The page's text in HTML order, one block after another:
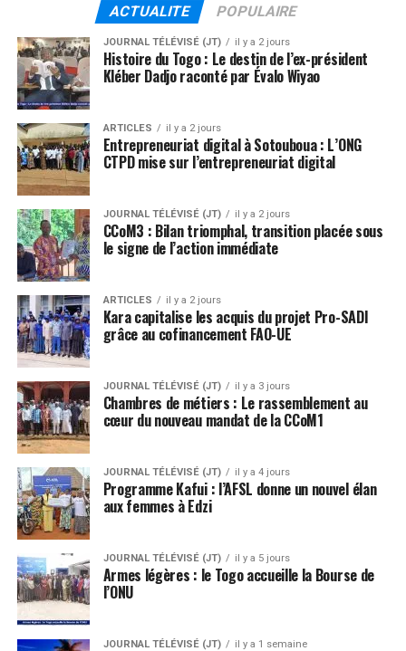
ACTUALITE POPULAIRE
JOURNAL TÉLÉVISÉ (JT) il y a 2 jours
Histoire du Togo : Le destin de l’ex-président
Kléber Dadjo raconté par Évalo Wiyao
ARTICLES il y a 2 jours
Entrepreneuriat digital à Sotouboua : L’ONG
CTPD mise sur l’entrepreneuriat digital
JOURNAL TÉLÉVISÉ (JT) il y a 2 jours
CCoM3 : Bilan triomphal, transition placée sous
le signe de l’action immédiate
ARTICLES il y a 2 jours
Kara capitalise les acquis du projet Pro-SADI
grâce au cofinancement FAO-UE
JOURNAL TÉLÉVISÉ (JT) il y a 3 jours
Chambres de métiers : Le rassemblement au
cœur du nouveau mandat de la CCoM1
JOURNAL TÉLÉVISÉ (JT) il y a 4 jours
Programme Kafui : l’AFSL donne un nouvel élan
aux femmes à Edzi
JOURNAL TÉLÉVISÉ (JT) il y a 5 jours
Armes légères : le Togo accueille la Bourse de
l’ONU
JOURNAL TÉLÉVISÉ (JT) il y a 1 semaine